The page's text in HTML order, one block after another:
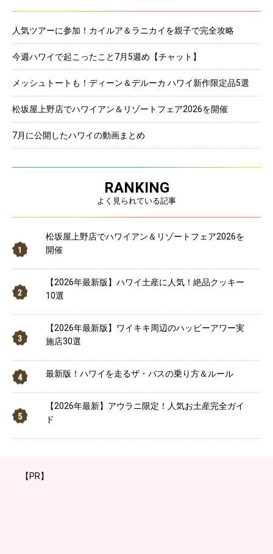
人気ツアーに参加！カイルア＆ラニカイを親子で完全攻略
今週ハワイで起こったこと7月5週め【チャット】
メッシュトートも！ディーン＆デルーカ ハワイ新作限定品5選
松坂屋上野店でハワイアン＆リゾートフェア2026を開催
7月に公開したハワイの動画まとめ
RANKING
よく見られている記事
松坂屋上野店でハワイアン＆リゾートフェア2026を
開催
【2026年最新版】ハワイ土産に人気！絶品クッキー
10選
【2026年最新版】ワイキキ周辺のハッピーアワー実
施店30選
最新版！ハワイを走るザ・バスの乗り方＆ルール
【2026年最新】アウラニ限定！人気お土産完全ガイ
ド
【PR】